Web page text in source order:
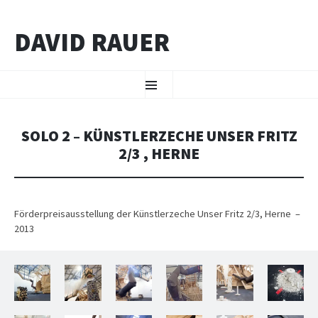
DAVID RAUER
SOLO 2 – KÜNSTLERZECHE UNSER FRITZ
2/3 , HERNE
Förderpreisausstellung der Künstlerzeche Unser Fritz 2/3, Herne –
2013